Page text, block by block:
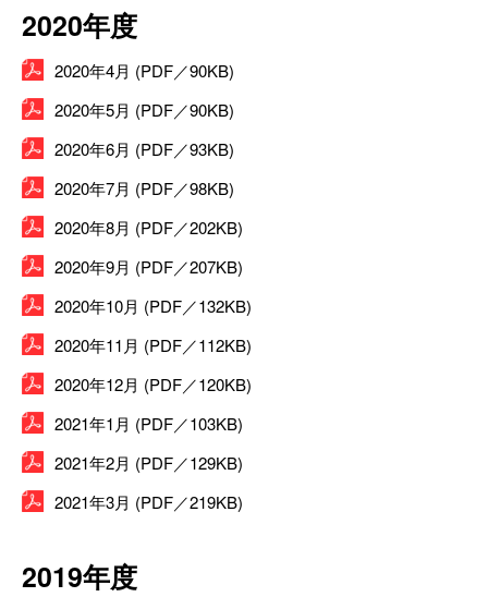
2020年度
2020年4月 (PDF／90KB)
2020年5月 (PDF／90KB)
2020年6月 (PDF／93KB)
2020年7月 (PDF／98KB)
2020年8月 (PDF／202KB)
2020年9月 (PDF／207KB)
2020年10月 (PDF／132KB)
2020年11月 (PDF／112KB)
2020年12月 (PDF／120KB)
2021年1月 (PDF／103KB)
2021年2月 (PDF／129KB)
2021年3月 (PDF／219KB)
2019年度